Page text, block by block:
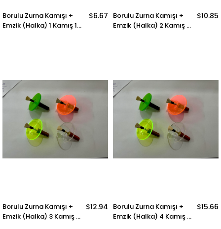
Borulu Zurna Kamışı +
Emzik (Halka) 1 Kamış 1
$6.67
Borulu Zurna Kamışı +
Emzik (Halka) 2 Kamış 2
$10.85
Borulu Zurna Kamışı +
Emzik (Halka) 3 Kamış 3
$12.94
Borulu Zurna Kamışı +
Emzik (Halka) 4 Kamış 4
$15.66